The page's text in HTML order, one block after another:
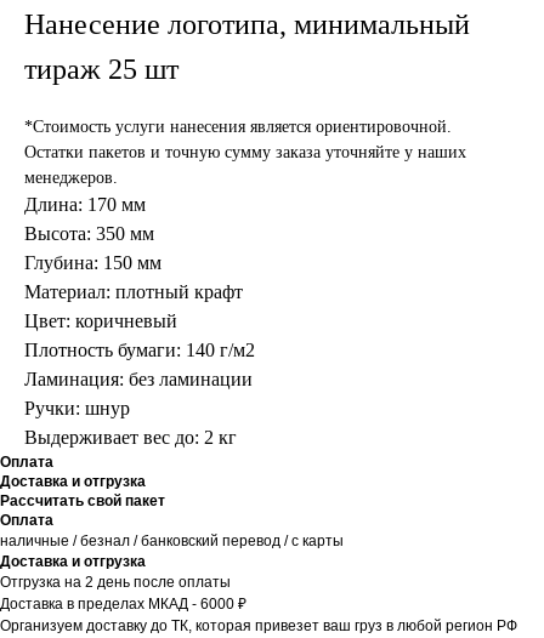
Нанесение логотипа, минимальный
тираж 25 шт
*Стоимость услуги нанесения является ориентировочной.
Остатки пакетов и точную сумму заказа уточняйте у наших
менеджеров.
Длина: 170 мм
Высота: 350 мм
Глубина: 150 мм
Материал: плотный крафт
Цвет: коричневый
Плотность бумаги: 140 г/м2
Ламинация: без ламинации
Ручки: шнур
Выдерживает вес до: 2 кг
Оплата
Доставка и отгрузка
Рассчитать свой пакет
Оплата
наличные / безнал / банковский перевод / с карты
Доставка и отгрузка
Отгрузка на 2 день после оплаты
Доставка в пределах МКАД - 6000 ₽
Организуем доставку до ТК, которая привезет ваш груз в любой регион РФ